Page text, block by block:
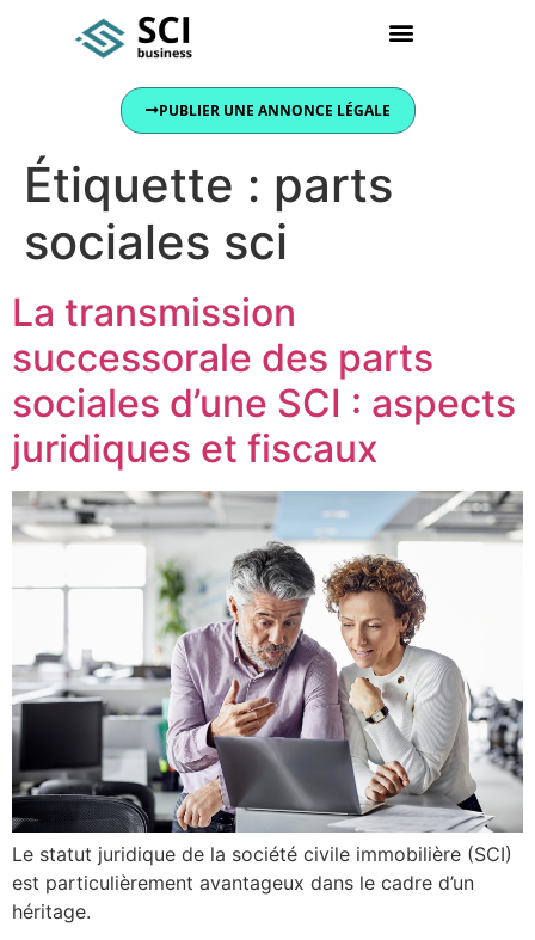
PUBLIER UNE ANNONCE LÉGALE
Étiquette : parts
sociales sci
La transmission
successorale des parts
sociales d’une SCI : aspects
juridiques et fiscaux
Le statut juridique de la société civile immobilière (SCI)
est particulièrement avantageux dans le cadre d’un
héritage.